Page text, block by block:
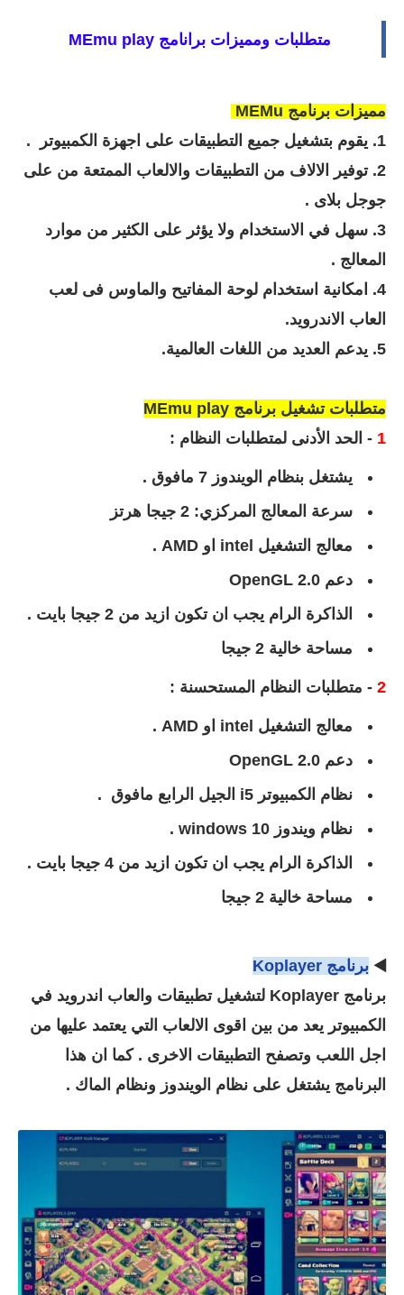
متطلبات ومميزات برانامج MEmu play
مميزات برنامج MEMu
1. يقوم بتشغيل جميع التطبيقات على اجهزة الكمبيوتر .
2. توفير الالاف من التطبيقات والالعاب الممتعة من على
جوجل بلاى .
3. سهل في الاستخدام ولا يؤثر على الكثير من موارد
المعالج .
4. امكانية استخدام لوحة المفاتيح والماوس فى لعب
العاب الاندرويد.
5. يدعم العديد من اللغات العالمية.
متطلبات تشغيل برنامج MEmu play
1 - الحد الأدنى لمتطلبات النظام :
يشتغل بنظام الويندوز 7 مافوق .
سرعة المعالج المركزي: 2 جيجا هرتز
معالج التشغيل intel او AMD .
دعم OpenGL 2.0
الذاكرة الرام يجب ان تكون ازيد من 2 جيجا بايت .
مساحة خالية 2 جيجا
2 - متطلبات النظام المستحسنة :
معالج التشغيل intel او AMD .
دعم OpenGL 2.0
نظام الكمبيوتر i5 الجيل الرابع مافوق .
نظام ويندوز 10 windows .
الذاكرة الرام يجب ان تكون ازيد من 4 جيجا بايت .
مساحة خالية 2 جيجا
◀️ برنامج Koplayer
برنامج Koplayer لتشغيل تطبيقات والعاب اندرويد في
الكمبيوتر يعد من بين اقوى الالعاب التي يعتمد عليها من
اجل اللعب وتصفح التطبيقات الاخرى . كما ان هذا
البرنامج يشتغل على نظام الويندوز ونظام الماك .